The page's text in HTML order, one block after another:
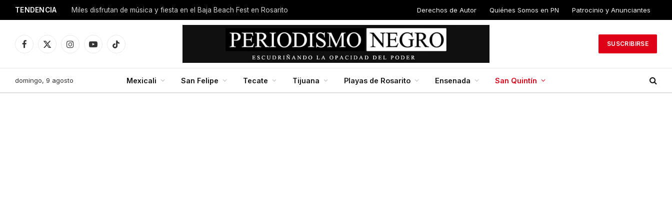
TENDENCIA Miles disfrutan de música y fiesta en el Baja Beach Fest en Rosarito Derechos de Autor Quiénes Somos en PN Patrocinio y Anunciantes
Facebook
X
InstagramYouTubeTikTok
SUSCRIBIRSE
domingo, 9 agosto Mexicali San Felipe Tecate Tijuana Playas de Rosarito Ensenada San Quintín